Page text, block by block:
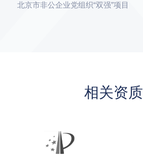
北京市非公企业党组织“双强”项目
相关资质